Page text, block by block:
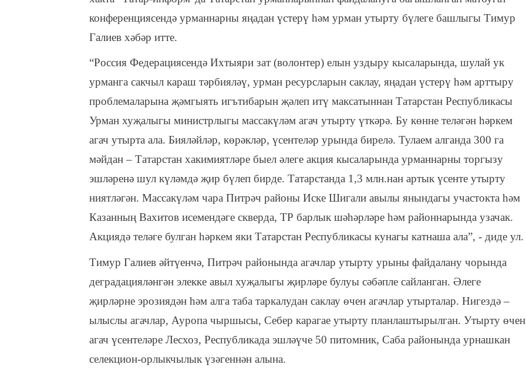
конференциясендә урманнарны яңадан үстерү һәм урман утырту бүлеге башлыгы Тимур
Галиев хәбәр итте.
“Россия Федерациясендә Ихтыяри зат (волонтер) елын уздыру кысаларында, шулай ук
урманга сакчыл караш тәрбияләү, урман ресурсларын саклау, яңадан үстерү һәм арттыру
проблемаларына җәмгыять игътибарын җәлеп итү максатыннан Татарстан Республикасы
Урман хуҗалыгы министрлыгы массакүләм агач утырту үткәрә. Бу көнне теләгән һәркем
агач утырта ала. Бияләйләр, көрәкләр, үсентеләр урында бирелә. Тулаем алганда 300 га
мәйдан – Татарстан хакимиятләре быел әлеге акция кысаларында урманнарны торгызу
эшләренә шул күләмдә җир бүлеп бирде. Татарстанда 1,3 млн.нан артык үсенте утырту
ниятләгән. Массакүләм чара Питрәч районы Иске Шигали авылы янындагы участокта һәм
Казанның Вахитов исемендәге скверда, ТР барлык шәһәрләре һәм районнарында узачак.
Акциядә теләге булган һәркем яки Татарстан Республикасы кунагы катнаша ала”, - диде ул.
Тимур Галиев әйтүенчә, Питрәч районында агачлар утырту урыны файдалану чорында
деградацияләнгән элекке авыл хуҗалыгы җирләре булуы сәбәпле сайланган. Әлеге
җирләрне эрозиядән һәм алга таба таркалудан саклау өчен агачлар утырталар. Нигездә –
ылыслы агачлар, Ауропа чыршысы, Себер карагае утырту планлаштырылган. Утырту өчен
агач үсентеләре Лесхоз, Республикада эшләүче 50 питомник, Саба районында урнашкан
селекцион-орлыкчылык үзәгеннән алына.